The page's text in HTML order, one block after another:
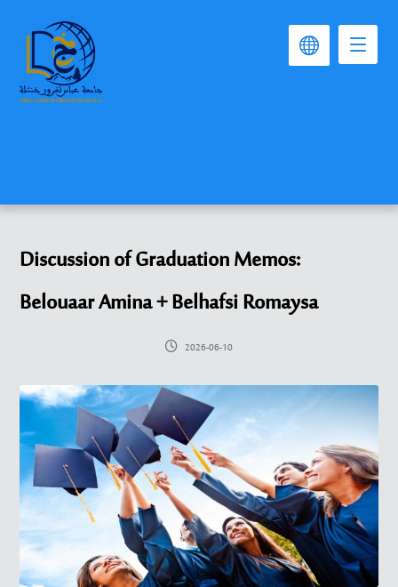
Discussion of Graduation Memos:
Belouaar Amina + Belhafsi Romaysa
2026-06-10